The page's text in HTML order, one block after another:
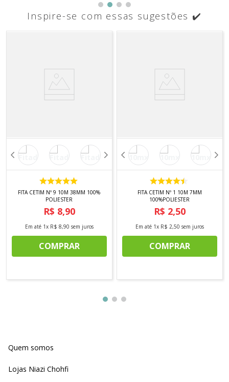
Inspire-se com essas sugestões ✔️
FITA CETIM Nº 9 10M 38MM 100%
POLIESTER
R$ 8,90
Em até 1x R$ 8,90 sem juros
COMPRAR
FITA CETIM Nº 1 10M 7MM
100%POLIESTER
R$ 2,50
Em até 1x R$ 2,50 sem juros
COMPRAR
Quem somos
Lojas Niazi Chohfi